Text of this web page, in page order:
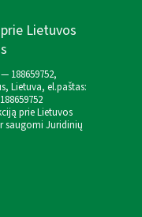
Lietuvos
188659752,
Lietuva, el.paštas:
prie Lietuvos
saugomi Juridinių